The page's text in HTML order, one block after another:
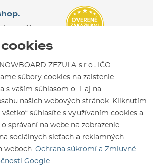
Team
udelili
tu pre Vás od roku 1996
ZEZULA s.r.o., IČO
súbory cookies na zaistenie
s vaším súhlasom o. i. aj na
našich webových stránok. Kliknutím
súhlasíte s využívaním cookies a
správaní na webe na zobrazenie
sociálnych sieťach a reklamných
weboch. Ochrana súkromí a Zmluvné
Google